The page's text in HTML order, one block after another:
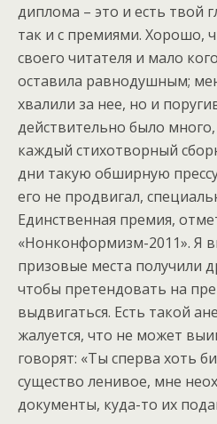
диплома – это и есть твой
так и с премиями. Хорошо,
своего читателя и мало
оставила равнодушным;
хвалили за нее, но и
действительно было
каждый стихотворный
дни такую обширную
его не продвигал,
Единственная премия,
«Нонконформизм-2011». Я
призовые места получили
чтобы претендовать на
выдвигаться. Есть такой
жалуется, что не может
говорят: «Ты сперва хоть
существо ленивое, мне
документы, куда-то их